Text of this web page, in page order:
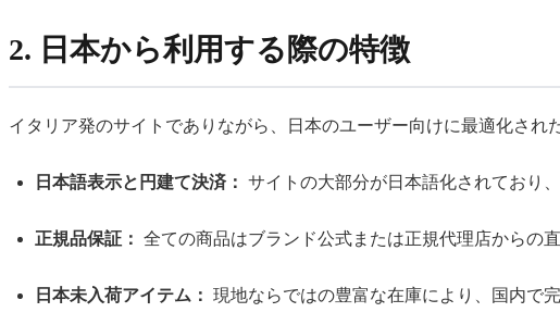
2. 日本から利用する際の特徴
イタリア発のサイトでありながら、日本のユーザー向けに最適化され
日本語表示と円建て決済： サイトの大部分が日本語化されており
正規品保証： 全ての商品はブランド公式または正規代理店からの
日本未入荷アイテム： 現地ならではの豊富な在庫により、国内で